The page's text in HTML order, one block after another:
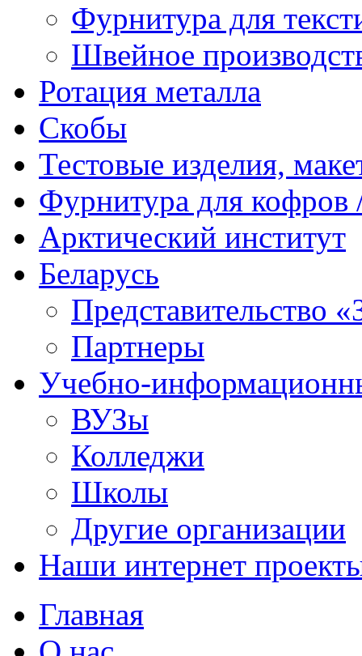
Фурнитура для
Швейное
Ротация металла
Скобы
Тестовые изделия,
Фурнитура для кофров
Арктический институт
Беларусь
Представительство
Партнеры
Учебно-
ВУЗы
Колледжи
Школы
Другие организации
Наши интернет
Главная